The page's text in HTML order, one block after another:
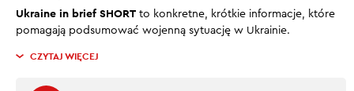
Ukraine in brief SHORT to konkretne, krótkie informacje, które
pomagają podsumować wojenną sytuację w Ukrainie.
CZYTAJ WIĘCEJ